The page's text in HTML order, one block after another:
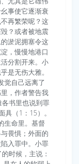
事使它逐渐衰
再繁荣呢？这
？或者被地震
淤泥拥塞令这
，慢慢地港口
分割开来。小
是无伤大雅。
觉自己远离了
，作者警告我
各书里也说到罪
（1：15）。
生命里。基督
畏惧；外面的
入罪中。小罪
时候，主说：